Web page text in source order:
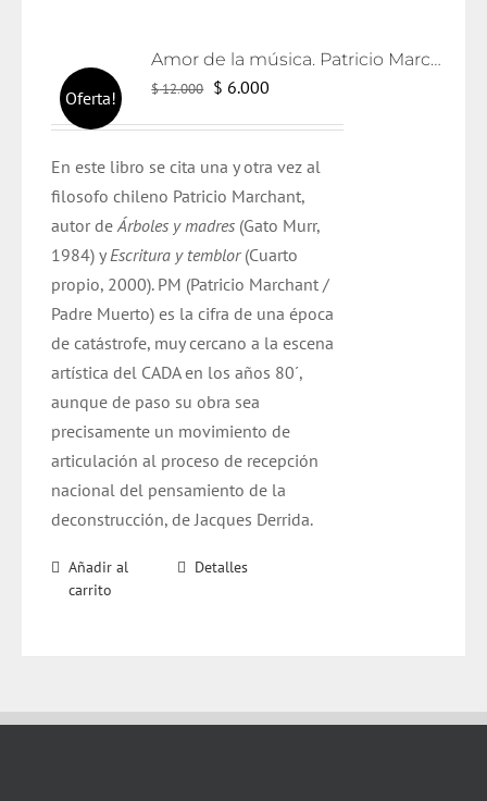
Oferta!
Amor de la música. Patricio Marchant.
$12.000 El
era:
$ 12.000.
$ 6.000
es:
$ 6.000.
En este libro se cita una y otra vez al
filosofo chileno Patricio Marchant,
autor deÁrboles y madres (Gato Murr,
1984) yEscritura y temblor(Cuarto
propio, 2000). PM (Patricio Marchant /
Padre Muerto) es la cifra de una época
de catástrofe, muy cercano a la escena
artística del CADA en los años 80´,
aunque de paso su obra sea
precisamente un movimiento de
articulación al proceso de recepción
nacional del pensamiento de la
deconstrucción, de Jacques Derrida.
Añadir al
carrito
Detalles